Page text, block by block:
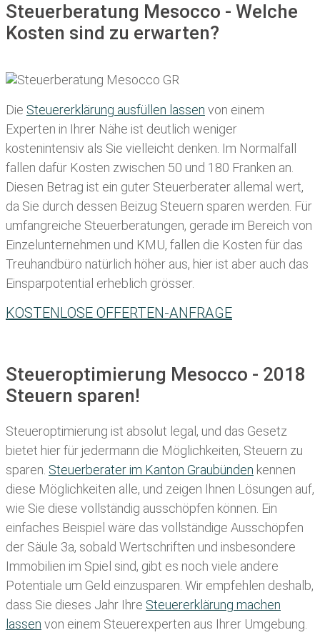
Steuerberatung Mesocco - Welche
Kosten sind zu erwarten?
Die Steuererklärung ausfüllen lassen von einem
Experten in Ihrer Nähe ist deutlich weniger
kostenintensiv als Sie vielleicht denken. Im Normalfall
fallen dafür Kosten zwischen 50 und 180 Franken an.
Diesen Betrag ist ein guter Steuerberater allemal wert,
da Sie durch dessen Beizug Steuern sparen werden. Für
umfangreiche Steuerberatungen, gerade im Bereich von
Einzelunternehmen und KMU, fallen die Kosten für das
Treuhandbüro natürlich höher aus, hier ist aber auch das
Einsparpotential erheblich grösser.
KOSTENLOSE OFFERTEN-ANFRAGE
Steueroptimierung Mesocco - 2018
Steuern sparen!
Steueroptimierung ist absolut legal, und das Gesetz
bietet hier für jedermann die Möglichkeiten, Steuern zu
sparen. Steuerberater im K anton Graubünden kennen
diese Möglichkeiten alle, und zeigen Ihnen Lösungen auf,
wie Sie diese vollständig ausschöpfen können. Ein
einfaches Beispiel wäre das vollständige Ausschöpfen
der Säule 3a, sobald Wertschriften und insbesondere
Immobilien im Spiel sind, gibt es noch viele andere
Potentiale um Geld einzusparen. Wir empfehlen deshalb,
dass Sie dieses Jahr Ihre Steuererklärung machen
lassen von einem Steuerexperten aus Ihrer Umgebung.